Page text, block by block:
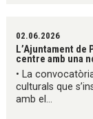
02.06.2026
L’Ajuntament
centre amb una
• La
culturals que
amb el...